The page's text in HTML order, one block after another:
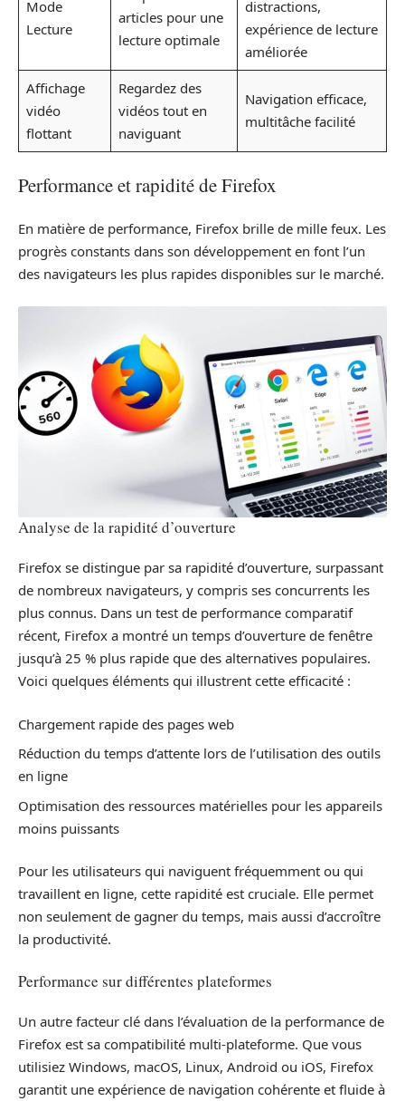
Mode
Lecture
articles pour une
lecture optimale
distractions,
expérience de lecture
améliorée
Affichage
vidéo
flottant
Regardez des
vidéos tout en
naviguant
Navigation efficace,
multitâche facilité
Performance et rapidité de Firefox
En matière de performance, Firefox brille de mille feux. Les
progrès constants dans son développement en font l’un
des navigateurs les plus rapides disponibles sur le marché.
Analyse de la rapidité d’ouverture
Firefox se distingue par sa rapidité d’ouverture, surpassant
de nombreux navigateurs, y compris ses concurrents les
plus connus. Dans un test de performance comparatif
récent, Firefox a montré un temps d’ouverture de fenêtre
jusqu’à 25 % plus rapide que des alternatives populaires.
Voici quelques éléments qui illustrent cette efficacité :
Chargement rapide des pages web
Réduction du temps d’attente lors de l’utilisation des outils
en ligne
Optimisation des ressources matérielles pour les appareils
moins puissants
Pour les utilisateurs qui naviguent fréquemment ou qui
travaillent en ligne, cette rapidité est cruciale. Elle permet
non seulement de gagner du temps, mais aussi d’accroître
la productivité.
Performance sur différentes plateformes
Un autre facteur clé dans l’évaluation de la performance de
Firefox est sa compatibilité multi-plateforme. Que vous
utilisiez Windows, macOS, Linux, Android ou iOS, Firefox
garantit une expérience de navigation cohérente et fluide à